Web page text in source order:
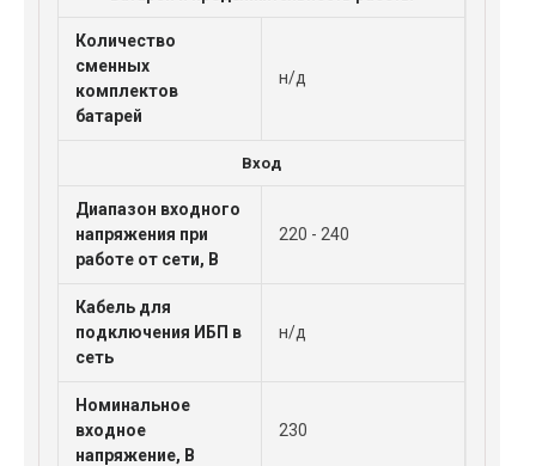
Количество
сменных
комплектов
батарей
н/д
Вход
Диапазон входного
напряжения при
работе от сети, В
220 - 240
Кабель для
подключения ИБП в
сеть
н/д
Номинальное
входное
напряжение, В
230